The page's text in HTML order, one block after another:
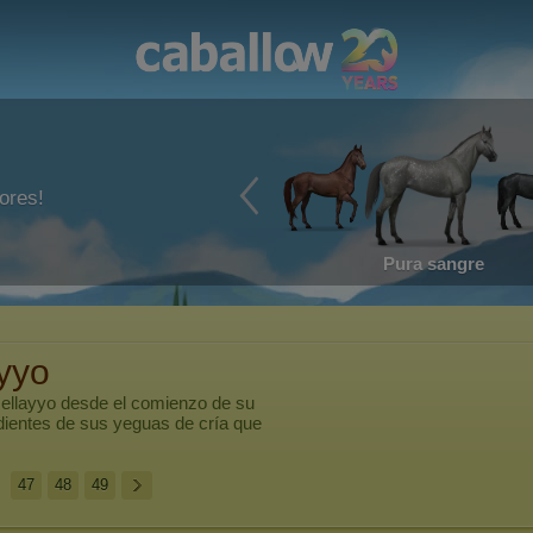
Pura sangre
ellayyo desde el comienzo de su
de sus yeguas de cría que
47 48 49